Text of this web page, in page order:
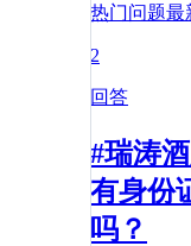
热门问题最
2
回答
#瑞涛
有身份
吗？